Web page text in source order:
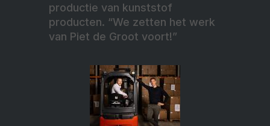
productie van kunststof
producten. “We zetten het werk
van Piet de Groot voort!”